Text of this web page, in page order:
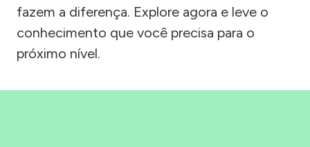
fazem a diferença. Explore agora e leve o
conhecimento que você precisa para o
próximo nível.